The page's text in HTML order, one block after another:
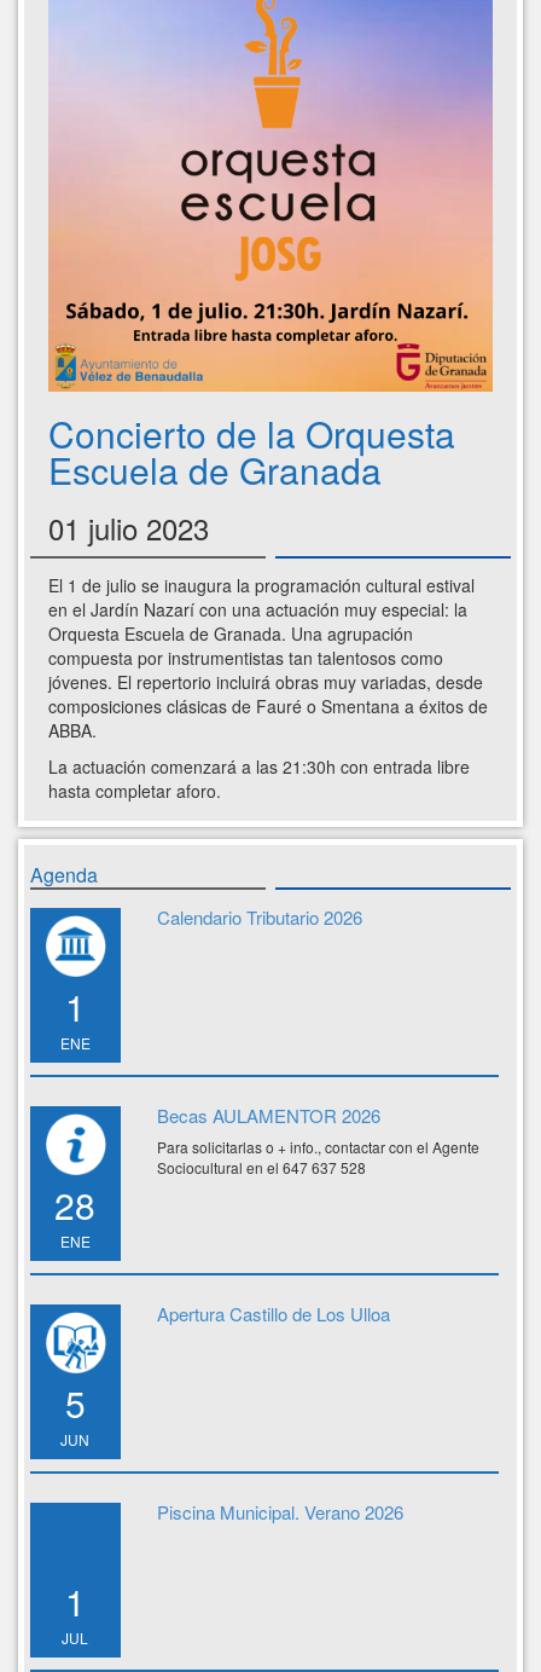
Concierto de la Orquesta
Escuela de Granada
01 julio 2023
El 1 de julio se inaugura la programación cultural estival
en el Jardín Nazarí con una actuación muy especial: la
Orquesta Escuela de Granada. Una agrupación
compuesta por instrumentistas tan talentosos como
jóvenes. El repertorio incluirá obras muy variadas, desde
composiciones clásicas de Fauré o Smentana a éxitos de
ABBA.
La actuación comenzará a las 21:30h con entrada libre
hasta completar aforo.
Agenda
1
ENE
Calendario Tributario 2026
28
ENE
Becas AULAMENTOR 2026
Para solicitarlas o + info., contactar con el Agente
Sociocultural en el 647 637 528
5
JUN
Apertura Castillo de Los Ulloa
1
JUL
Piscina Municipal. Verano 2026